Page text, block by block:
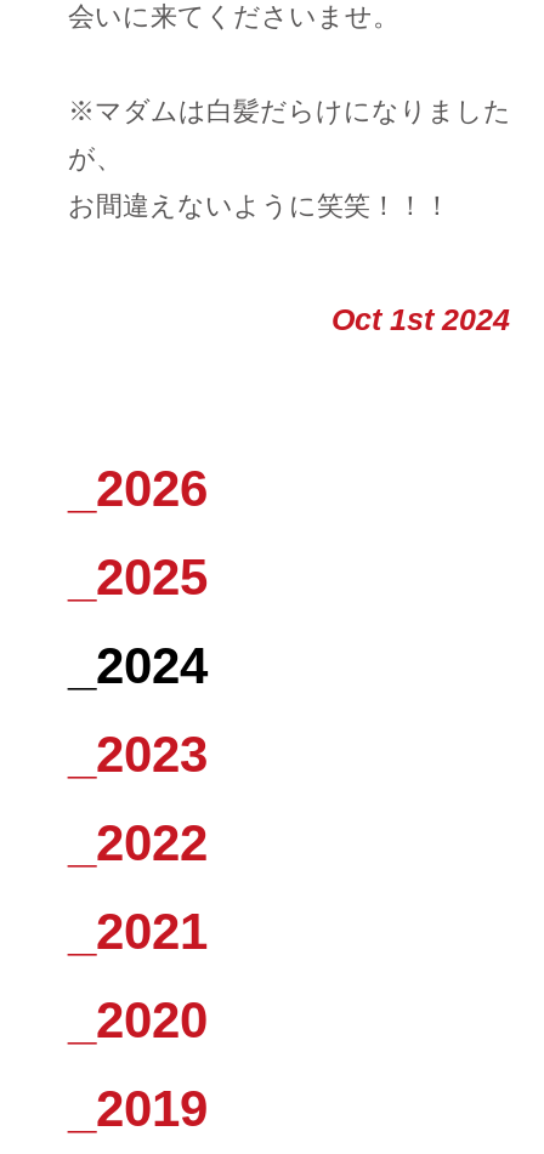
会いに来てくださいませ。
※マダムは白髪だらけになりました
が、
お間違えないように笑笑！！！
Oct 1st 2024
_2026
_2025
_2024
_2023
_2022
_2021
_2020
_2019